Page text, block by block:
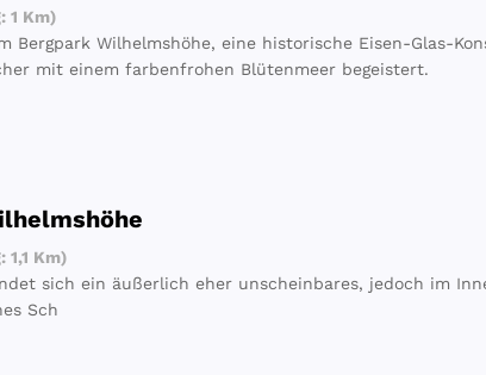
1 Km)
Bergpark Wilhelmshöhe, eine historische Eisen-Glas-
mit einem farbenfrohen Blütenmeer begeistert.
Km)
sich ein äußerlich eher unscheinbares, jedoch im
Sch